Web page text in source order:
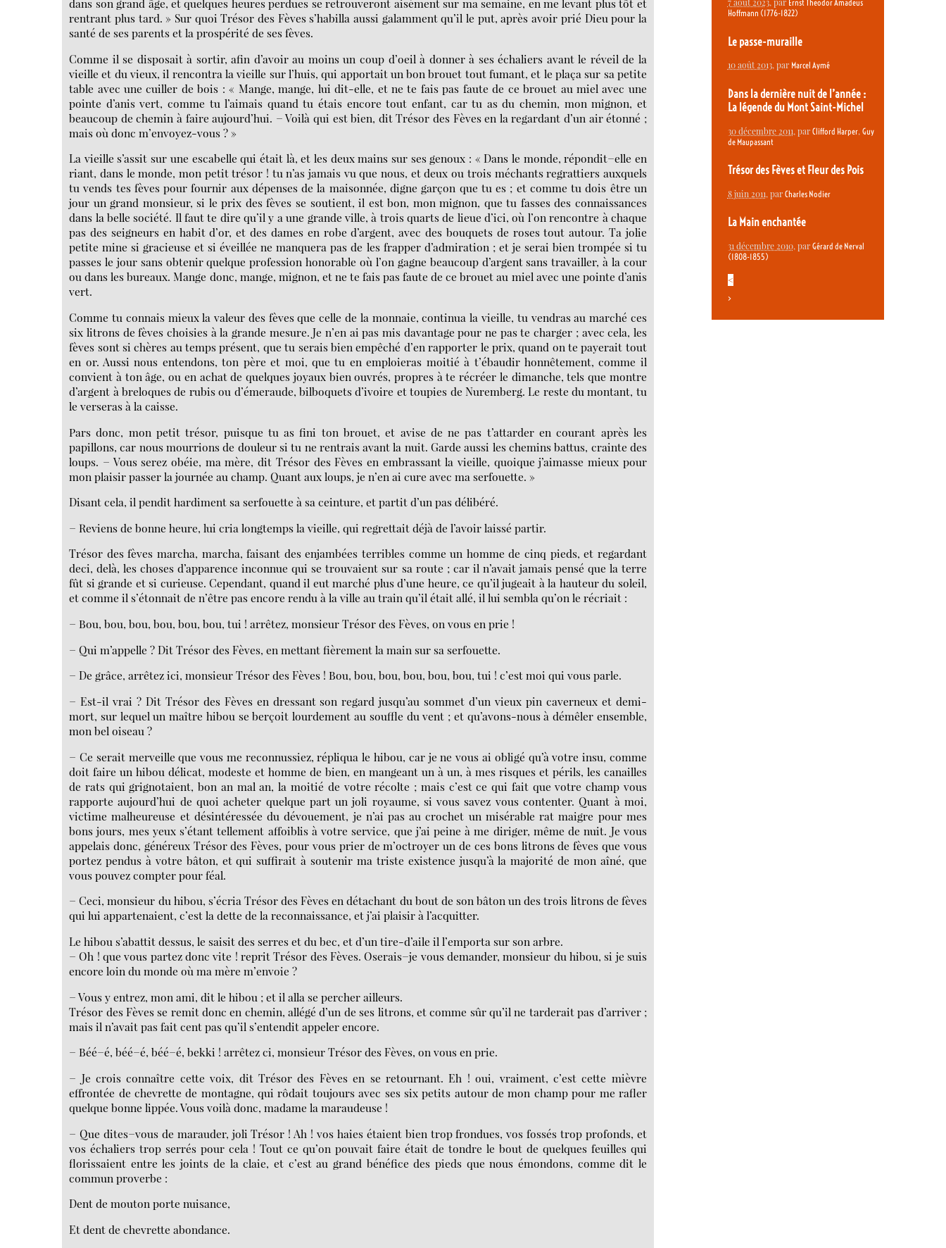
dans son grand âge, et quelques heures perdues se retrouveront aisément sur ma semaine, en me levant plus tôt et
rentrant plus tard. » Sur quoi Trésor des Fèves s’habilla aussi galamment qu’il le put, après avoir prié Dieu pour la
santé de ses parents et la prospérité de ses fèves.
Comme il se disposait à sortir, afin d’avoir au moins un coup d’oeil à donner à ses échaliers avant le réveil de la
vieille et du vieux, il rencontra la vieille sur l’huis, qui apportait un bon brouet tout fumant, et le plaça sur sa petite
table avec une cuiller de bois : « Mange, mange, lui dit-elle, et ne te fais pas faute de ce brouet au miel avec une
pointe d’anis vert, comme tu l’aimais quand tu étais encore tout enfant, car tu as du chemin, mon mignon, et
beaucoup de chemin à faire aujourd’hui. − Voilà qui est bien, dit Trésor des Fèves en la regardant d’un air étonné ;
mais où donc m’envoyez-vous ? »
La vieille s’assit sur une escabelle qui était là, et les deux mains sur ses genoux : « Dans le monde, répondit−elle en
riant, dans le monde, mon petit trésor ! tu n’as jamais vu que nous, et deux ou trois méchants regrattiers auxquels
tu vends tes fèves pour fournir aux dépenses de la maisonnée, digne garçon que tu es ; et comme tu dois être un
jour un grand monsieur, si le prix des fèves se soutient, il est bon, mon mignon, que tu fasses des connaissances
dans la belle société. Il faut te dire qu’il y a une grande ville, à trois quarts de lieue d’ici, où l’on rencontre à chaque
pas des seigneurs en habit d’or, et des dames en robe d’argent, avec des bouquets de roses tout autour. Ta jolie
petite mine si gracieuse et si éveillée ne manquera pas de les frapper d’admiration ; et je serai bien trompée si tu
passes le jour sans obtenir quelque profession honorable où l’on gagne beaucoup d’argent sans travailler, à la cour
ou dans les bureaux. Mange donc, mange, mignon, et ne te fais pas faute de ce brouet au miel avec une pointe d’anis
vert.
Comme tu connais mieux la valeur des fèves que celle de la monnaie, continua la vieille, tu vendras au marché ces
six litrons de fèves choisies à la grande mesure. Je n’en ai pas mis davantage pour ne pas te charger ; avec cela, les
fèves sont si chères au temps présent, que tu serais bien empêché d’en rapporter le prix, quand on te payerait tout
en or. Aussi nous entendons, ton père et moi, que tu en emploieras moitié à t’ébaudir honnêtement, comme il
convient à ton âge, ou en achat de quelques joyaux bien ouvrés, propres à te récréer le dimanche, tels que montre
d’argent à breloques de rubis ou d’émeraude, bilboquets d’ivoire et toupies de Nuremberg. Le reste du montant, tu
le verseras à la caisse.
Pars donc, mon petit trésor, puisque tu as fini ton brouet, et avise de ne pas t’attarder en courant après les
papillons, car nous mourrions de douleur si tu ne rentrais avant la nuit. Garde aussi les chemins battus, crainte des
loups. − Vous serez obéie, ma mère, dit Trésor des Fèves en embrassant la vieille, quoique j’aimasse mieux pour
mon plaisir passer la journée au champ. Quant aux loups, je n’en ai cure avec ma serfouette. »
Disant cela, il pendit hardiment sa serfouette à sa ceinture, et partit d’un pas délibéré.
− Reviens de bonne heure, lui cria longtemps la vieille, qui regrettait déjà de l’avoir laissé partir.
Trésor des fèves marcha, marcha, faisant des enjambées terribles comme un homme de cinq pieds, et regardant
deci, delà, les choses d’apparence inconnue qui se trouvaient sur sa route ; car il n’avait jamais pensé que la terre
fût si grande et si curieuse. Cependant, quand il eut marché plus d’une heure, ce qu’il jugeait à la hauteur du soleil,
et comme il s’étonnait de n’être pas encore rendu à la ville au train qu’il était allé, il lui sembla qu’on le récriait :
− Bou, bou, bou, bou, bou, bou, tui ! arrêtez, monsieur Trésor des Fèves, on vous en prie !
− Qui m’appelle ? Dit Trésor des Fèves, en mettant fièrement la main sur sa serfouette.
− De grâce, arrêtez ici, monsieur Trésor des Fèves ! Bou, bou, bou, bou, bou, bou, tui ! c’est moi qui vous parle.
− Est-il vrai ? Dit Trésor des Fèves en dressant son regard jusqu’au sommet d’un vieux pin caverneux et demi-
mort, sur lequel un maître hibou se berçoit lourdement au souffle du vent ; et qu’avons-nous à démêler ensemble,
mon bel oiseau ?
− Ce serait merveille que vous me reconnussiez, répliqua le hibou, car je ne vous ai obligé qu’à votre insu, comme
doit faire un hibou délicat, modeste et homme de bien, en mangeant un à un, à mes risques et périls, les canailles
de rats qui grignotaient, bon an mal an, la moitié de votre récolte ; mais c’est ce qui fait que votre champ vous
rapporte aujourd’hui de quoi acheter quelque part un joli royaume, si vous savez vous contenter. Quant à moi,
victime malheureuse et désintéressée du dévouement, je n’ai pas au crochet un misérable rat maigre pour mes
bons jours, mes yeux s’étant tellement affoiblis à votre service, que j’ai peine à me diriger, même de nuit. Je vous
appelais donc, généreux Trésor des Fèves, pour vous prier de m’octroyer un de ces bons litrons de fèves que vous
portez pendus à votre bâton, et qui suffirait à soutenir ma triste existence jusqu’à la majorité de mon aîné, que
vous pouvez compter pour féal.
− Ceci, monsieur du hibou, s’écria Trésor des Fèves en détachant du bout de son bâton un des trois litrons de fèves
qui lui appartenaient, c’est la dette de la reconnaissance, et j’ai plaisir à l’acquitter.
Le hibou s’abattit dessus, le saisit des serres et du bec, et d’un tire-d’aile il l’emporta sur son arbre.
− Oh ! que vous partez donc vite ! reprit Trésor des Fèves. Oserais−je vous demander, monsieur du hibou, si je suis
encore loin du monde où ma mère m’envoie ?
− Vous y entrez, mon ami, dit le hibou ; et il alla se percher ailleurs.
Trésor des Fèves se remit donc en chemin, allégé d’un de ses litrons, et comme sûr qu’il ne tarderait pas d’arriver ;
mais il n’avait pas fait cent pas qu’il s’entendit appeler encore.
− Béé−é, béé−é, béé−é, bekki ! arrêtez ci, monsieur Trésor des Fèves, on vous en prie.
− Je crois connaître cette voix, dit Trésor des Fèves en se retournant. Eh ! oui, vraiment, c’est cette mièvre
effrontée de chevrette de montagne, qui rôdait toujours avec ses six petits autour de mon champ pour me rafler
quelque bonne lippée. Vous voilà donc, madame la maraudeuse !
− Que dites−vous de marauder, joli Trésor ! Ah ! vos haies étaient bien trop frondues, vos fossés trop profonds, et
vos échaliers trop serrés pour cela ! Tout ce qu’on pouvait faire était de tondre le bout de quelques feuilles qui
florissaient entre les joints de la claie, et c’est au grand bénéfice des pieds que nous émondons, comme dit le
commun proverbe :
Dent de mouton porte nuisance,
Et dent de chevrette abondance.
7 août 2023, par Ernst Theodor Amadeus
Hoffmann (1776-1822)
Le passe-muraille
10 août 2013, par Marcel Aymé
Dans la dernière nuit de l’année :
La légende du Mont Saint-Michel
30 décembre 2011, par Clifford Harper, Guy
de Maupassant
Trésor des Fèves et Fleur des Pois
8 juin 2011, par Charles Nodier
La Main enchantée
31 décembre 2010, par Gérard de Nerval
(1808-1855)
<
>